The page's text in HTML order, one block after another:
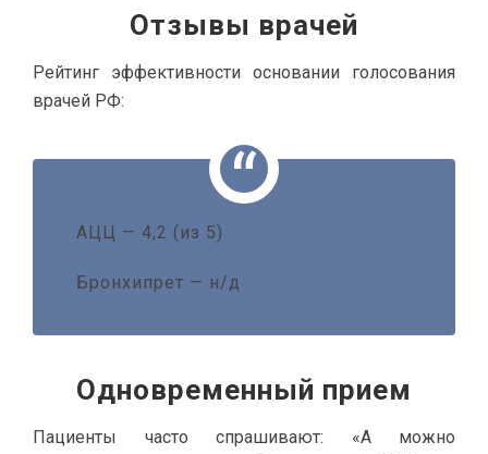
Отзывы врачей
Рейтинг эффективности основании голосования
врачей РФ:
АЦЦ — 4,2 (из 5)
Бронхипрет — н/д
Одновременный прием
Пациенты часто спрашивают: «А можно